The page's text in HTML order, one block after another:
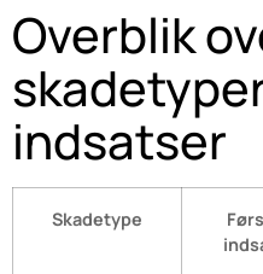
Overblik
indsatser
Skadetype